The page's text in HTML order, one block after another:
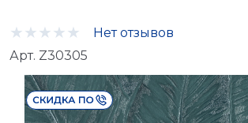
Нет отзывов
Арт. Z30305